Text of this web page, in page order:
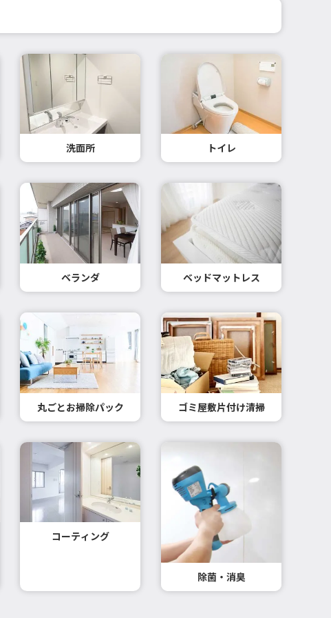
洗面所 トイレ
ベランダ ベッドマットレス
丸ごとお掃除パック ゴミ屋敷片付け清掃
コーティング
除菌・消臭